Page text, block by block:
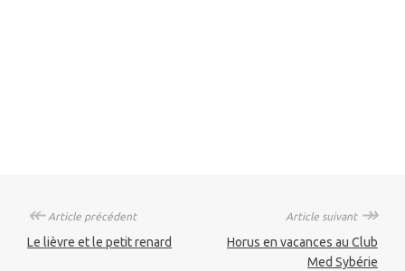
↞Article précédent
Le lièvre et le petit renard
Article suivant ↠
Horus en vacances au Club
Med Sybérie